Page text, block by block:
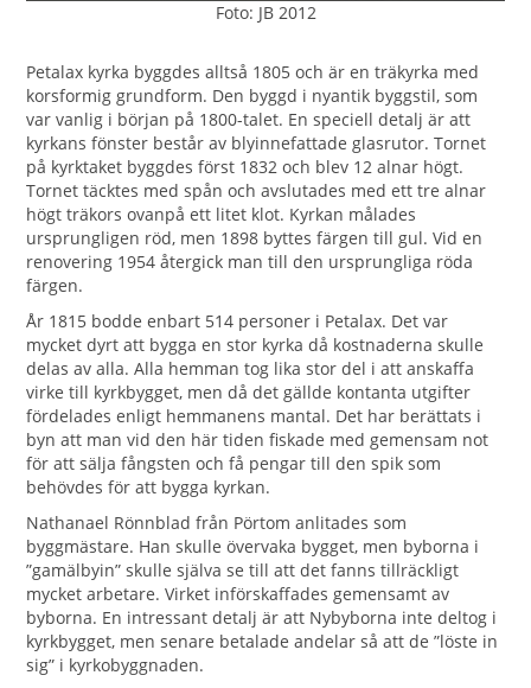
Foto: JB 2012
Petalax kyrka byggdes alltså 1805 och är en träkyrka med
korsformig grundform. Den byggd i nyantik byggstil, som
var vanlig i början på 1800-talet. En speciell detalj är att
kyrkans fönster består av blyinnefattade glasrutor. Tornet
på kyrktaket byggdes först 1832 och blev 12 alnar högt.
Tornet täcktes med spån och avslutades med ett tre alnar
högt träkors ovanpå ett litet klot. Kyrkan målades
ursprungligen röd, men 1898 byttes färgen till gul. Vid en
renovering 1954 återgick man till den ursprungliga röda
färgen.
År 1815 bodde enbart 514 personer i Petalax. Det var
mycket dyrt att bygga en stor kyrka då kostnaderna skulle
delas av alla. Alla hemman tog lika stor del i att anskaffa
virke till kyrkbygget, men då det gällde kontanta utgifter
fördelades enligt hemmanens mantal. Det har berättats i
byn att man vid den här tiden fiskade med gemensam not
för att sälja fångsten och få pengar till den spik som
behövdes för att bygga kyrkan.
Nathanael Rönnblad från Pörtom anlitades som
byggmästare. Han skulle övervaka bygget, men byborna i
”gamälbyin” skulle själva se till att det fanns tillräckligt
mycket arbetare. Virket införskaffades gemensamt av
byborna. En intressant detalj är att Nybyborna inte deltog i
kyrkbygget, men senare betalade andelar så att de ”löste in
sig” i kyrkobyggnaden.